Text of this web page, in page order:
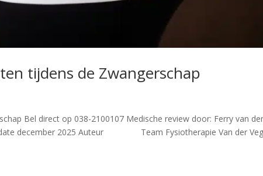
tijdens de Zwangerschap
Bel direct op 038-2100107 Medische review door: Ferry van
december 2025 Auteur Team Fysiotherapie Van der